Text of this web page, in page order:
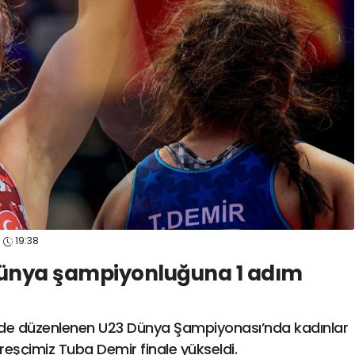
spor41
#
spor41
#kocaelispor
19:38
şampiyonluğuna 1 adım
düzenlenen U23 Dünya Şampiyonası’nda kadınlar
Tuba Demir finale yükseldi.